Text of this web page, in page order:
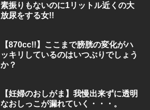
素振りもないのに1リットル近くの大
放尿をする女!!
【870cc!!】ここまで膀胱の変化がハ
ッキリしているのはいつぶりでしょう
か？
【妊婦のおしがま】我慢出来ずに透明
なおしっこが漏れていく・・・。